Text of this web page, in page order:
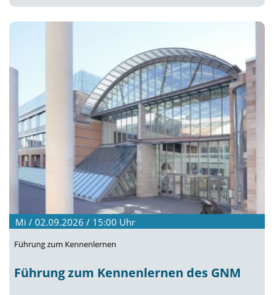
Mi / 02.09.2026 / 15:00 Uhr
Führung zum Kennenlernen
Führung zum Kennenlernen des GNM